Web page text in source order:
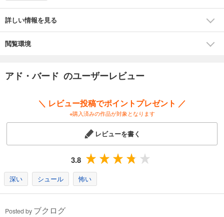
詳しい情報を見る
閲覧環境
アド・バード のユーザーレビュー
＼ レビュー投稿でポイントプレゼント ／
※購入済みの作品が対象となります
レビューを書く
3.8
深い シュール 怖い
Posted by ブクログ